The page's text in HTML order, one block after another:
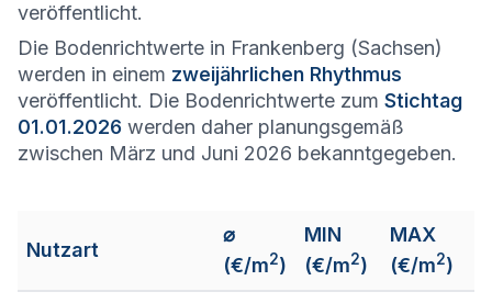
veröffentlicht.
Die Bodenrichtwerte in Frankenberg (Sachsen)
werden in einem zweijährlichen Rhythmus
veröffentlicht. Die Bodenrichtwerte zum Stichtag
01.01.2026 werden daher planungsgemäß
zwischen März und Juni 2026 bekanntgegeben.
Nutzart
⌀
(€/m2)
MIN
(€/m2)
MAX
(€/m2)